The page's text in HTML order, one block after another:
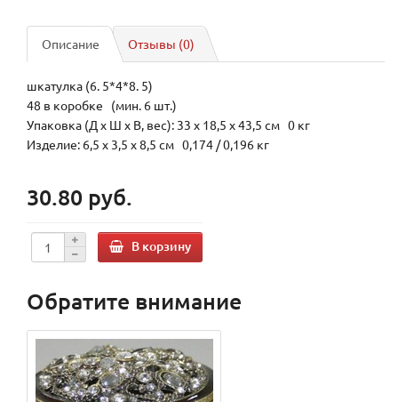
Описание Отзывы (0)
шкатулка (6. 5*4*8. 5)
48 в коробке (мин. 6 шт.)
Упаковка (Д х Ш х В, вес): 33 x 18,5 x 43,5 см 0 кг
Изделие: 6,5 x 3,5 x 8,5 см 0,174 / 0,196 кг
30.80 руб.
В корзину
Обратите внимание